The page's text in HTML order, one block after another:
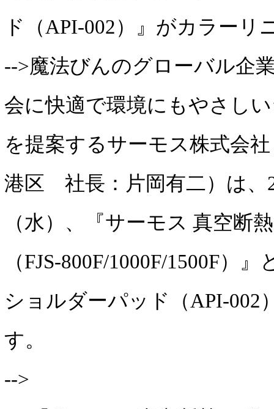
ド（API-002）』がカラーリ
-->魔法びんのグローバル企
会に快適で環境にもやさし
を提案するサーモス株式会
港区 社長：片岡有二）は、
（水）、『サーモス 真空断
（FJS-800F/1000F/1500F）
ショルダーパッド（API-002
す。
-->